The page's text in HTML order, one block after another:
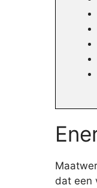
dat een